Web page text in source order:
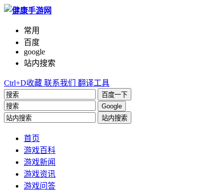
常用
百度
google
站内搜索
Ctrl+D收藏 联系我们 翻译工具
百度一下
Google
站内搜索
首页
游戏百科
游戏新闻
游戏资讯
游戏问答